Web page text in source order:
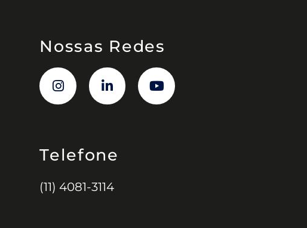
Nossas Redes
Telefone
(11) 4081-3114